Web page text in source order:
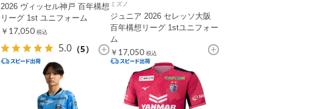
2026 ヴィッセル神戸 百年構想
リーグ 1st ユニフォーム
￥17,050 税込
5.0 （5）
ミズノ
ジュニア 2026 セレッソ大阪
百年構想リーグ 1stユニフォー
ム
￥17,050 税込